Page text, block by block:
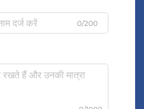
0/200